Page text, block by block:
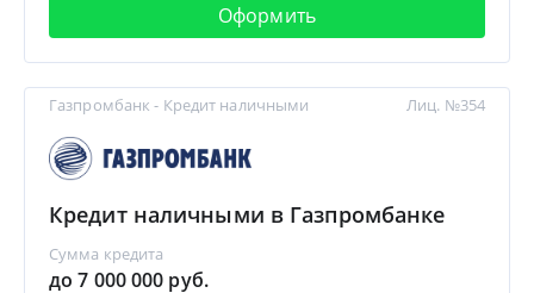
Оформить
Газпромбанк - Кредит наличными
Кредит наличными в Газпромбанке
Сумма кредита
до 7 000 000 руб.
Лиц. №354